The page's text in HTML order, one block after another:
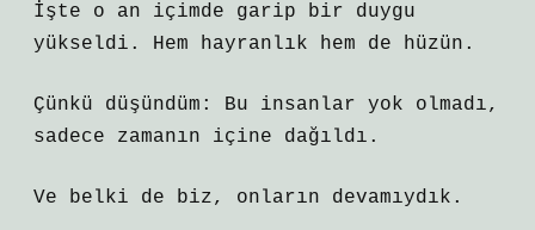
İşte o an içimde garip bir duygu
yükseldi. Hem hayranlık hem de hüzün.
Çünkü düşündüm: Bu insanlar yok olmadı,
sadece zamanın içine dağıldı.
Ve belki de biz, onların devamıydık.